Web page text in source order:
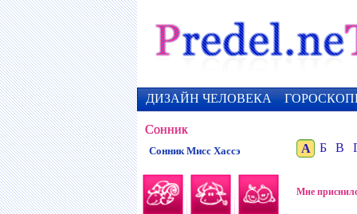
ДИЗАЙН ЧЕЛОВЕКА
Сонник
Сонник Мисс Хассэ А Б В
Мне